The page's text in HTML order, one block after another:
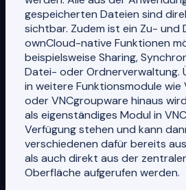
gespeicherten Dateien sind
sichtbar. Zudem ist ein Zu- und
ownCloud-native Funktionen
beispielsweise Sharing,
Datei- oder Ordnerverwaltung.
in weitere Funktionsmodule wie
oder VNCgroupware hinaus
als eigenständiges Modul in
Verfügung stehen und kann
verschiedenen dafür bereits
als auch direkt aus der
Oberfläche aufgerufen werden.